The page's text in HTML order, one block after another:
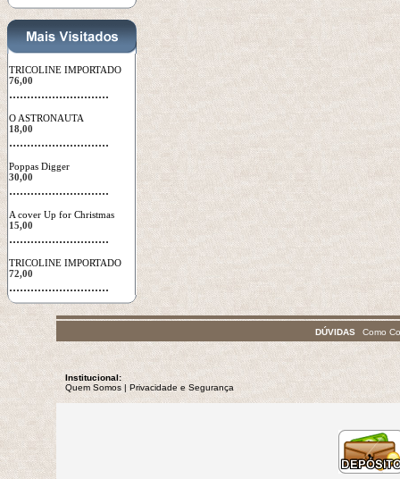
TRICOLINE IMPORTADO
76,00
............................
O ASTRONAUTA
18,00
............................
Poppas Digger
30,00
............................
A cover Up for Christmas
15,00
............................
TRICOLINE IMPORTADO
72,00
............................
DÚVIDAS Como
Institucional:
Quem Somos | Privacidade e Segurança